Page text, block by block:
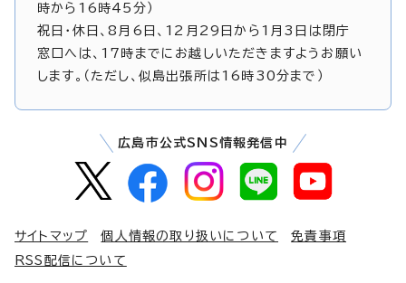
時から16時45分）
祝日・休日、8月6日、12月29日から1月3日は閉庁
窓口へは、17時までにお越しいただきますようお願い
します。（ただし、似島出張所は16時30分まで）
広島市公式SNS情報発信中
サイトマップ 個人情報の取り扱いについて
免責事項
RSS配信について